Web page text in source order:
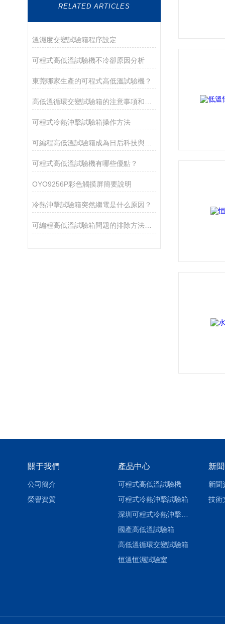
RELATED ARTICLES
溫濕度交變試驗箱程序設定
可程式高低溫試驗機不冷卻原因分析
東莞哪家生產的可程式高低溫試驗機？
可程式冷熱沖擊試驗箱操作方法
可編程高低溫試驗箱成為日后科技與產業的發展主流
可程式高低溫試驗機有哪些優點？
OYO9256P彩色觸摸屏簡要說明
冷熱沖擊試驗箱突然繼電是什么原因？
可編程高低溫試驗箱問題的排除方法分析
關于我們
公司簡介
榮譽資質
產品中心
可程式高低溫試驗機
可程式冷熱沖擊試驗箱
國產高低溫試驗箱
高低溫循環交變試驗箱
恒溫恒濕試驗室
新
新聞
技術